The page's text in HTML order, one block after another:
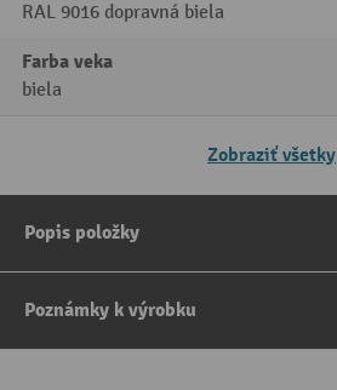
RAL 9016 dopravná biela
Farba veka
biela
Zobraziť všetky
Popis položky
Poznámky k výrobku